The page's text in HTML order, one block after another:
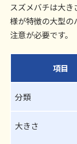
スズメバチは大
様が特徴の大型の
注意が必要です。
項目
分類
大きさ